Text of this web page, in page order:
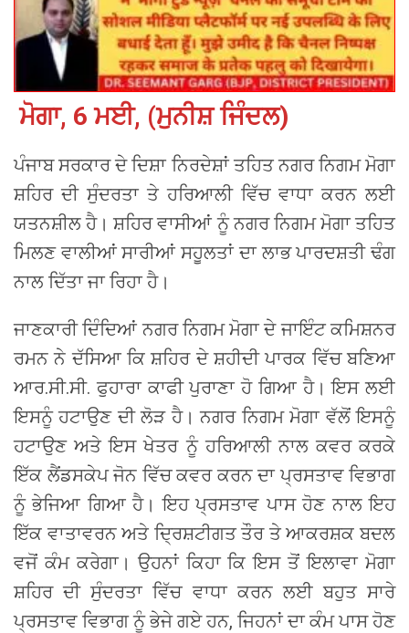
ਮੋਗਾ, 6 ਮਈ, (ਮੁਨੀਸ਼ ਜਿੰਦਲ)
ਪੰਜਾਬ ਸਰਕਾਰ ਦੇ ਦਿਸ਼ਾ ਨਿਰਦੇਸ਼ਾਂ ਤਹਿਤ ਨਗਰ ਨਿਗਮ ਮੋਗਾ
ਸ਼ਹਿਰ ਦੀ ਸੁੰਦਰਤਾ ਤੇ ਹਰਿਆਲੀ ਵਿੱਚ ਵਾਧਾ ਕਰਨ ਲਈ
ਯਤਨਸ਼ੀਲ ਹੈ। ਸ਼ਹਿਰ ਵਾਸੀਆਂ ਨੂੰ ਨਗਰ ਨਿਗਮ ਮੋਗਾ ਤਹਿਤ
ਮਿਲਣ ਵਾਲੀਆਂ ਸਾਰੀਆਂ ਸਹੂਲਤਾਂ ਦਾ ਲਾਭ ਪਾਰਦਸ਼ਤੀ ਢੰਗ
ਨਾਲ ਦਿੱਤਾ ਜਾ ਰਿਹਾ ਹੈ।
ਜਾਣਕਾਰੀ ਦਿੰਦਿਆਂ ਨਗਰ ਨਿਗਮ ਮੋਗਾ ਦੇ ਜਾਇੰਟ ਕਮਿਸ਼ਨਰ
ਰਮਨ ਨੇ ਦੱਸਿਆ ਕਿ ਸ਼ਹਿਰ ਦੇ ਸ਼ਹੀਦੀ ਪਾਰਕ ਵਿੱਚ ਬਣਿਆ
ਆਰ.ਸੀ.ਸੀ. ਫੁਹਾਰਾ ਕਾਫੀ ਪੁਰਾਣਾ ਹੋ ਗਿਆ ਹੈ। ਇਸ ਲਈ
ਇਸਨੂੰ ਹਟਾਉਣ ਦੀ ਲੋੜ ਹੈ। ਨਗਰ ਨਿਗਮ ਮੋਗਾ ਵੱਲੋਂ ਇਸਨੂੰ
ਹਟਾਉਣ ਅਤੇ ਇਸ ਖੇਤਰ ਨੂੰ ਹਰਿਆਲੀ ਨਾਲ ਕਵਰ ਕਰਕੇ
ਇੱਕ ਲੈਂਡਸਕੇਪ ਜੋਨ ਵਿੱਚ ਕਵਰ ਕਰਨ ਦਾ ਪ੍ਰਸਤਾਵ ਵਿਭਾਗ
ਨੂੰ ਭੇਜਿਆ ਗਿਆ ਹੈ। ਇਹ ਪ੍ਰਸਤਾਵ ਪਾਸ ਹੋਣ ਨਾਲ ਇਹ
ਇੱਕ ਵਾਤਾਵਰਨ ਅਤੇ ਦ੍ਰਿਸ਼ਟੀਗਤ ਤੌਰ ਤੇ ਆਕਰਸ਼ਕ ਬਦਲ
ਵਜੋਂ ਕੰਮ ਕਰੇਗਾ। ਉਹਨਾਂ ਕਿਹਾ ਕਿ ਇਸ ਤੋਂ ਇਲਾਵਾ ਮੋਗਾ
ਸ਼ਹਿਰ ਦੀ ਸੁੰਦਰਤਾ ਵਿੱਚ ਵਾਧਾ ਕਰਨ ਲਈ ਬਹੁਤ ਸਾਰੇ
ਪ੍ਰਸਤਾਵ ਵਿਭਾਗ ਨੂੰ ਭੇਜੇ ਗਏ ਹਨ, ਜਿਹਨਾਂ ਦਾ ਕੰਮ ਪਾਸ ਹੋਣ